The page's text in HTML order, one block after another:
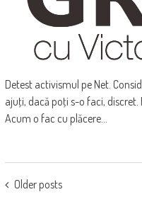
Detest activismul pe Net.
ajuţi, dacă poţi s-o faci, discret.
Acum o fac cu plăcere...
POSTS
Older posts